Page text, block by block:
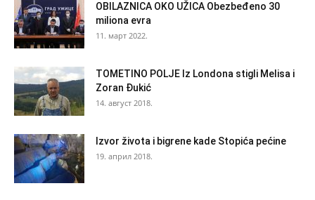
OBILAZNICA OKO UŽICA Obezbeđeno 30
miliona evra
11. март 2022.
TOMETINO POLJE Iz Londona stigli Melisa i
Zoran Đukić
14. август 2018.
Izvor života i bigrene kade Stopića pećine
19. април 2018.